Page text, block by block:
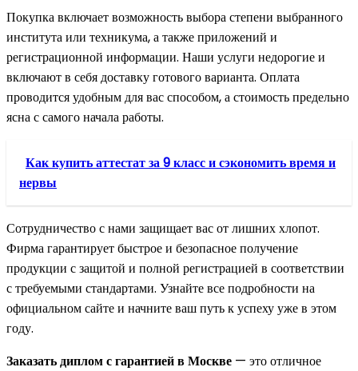
Покупка включает возможность выбора степени выбранного
института или техникума, а также приложений и
регистрационной информации. Наши услуги недорогие и
включают в себя доставку готового варианта. Оплата
проводится удобным для вас способом, а стоимость предельно
ясна с самого начала работы.
Как купить аттестат за 9 класс и сэкономить время и
нервы
Сотрудничество с нами защищает вас от лишних хлопот.
Фирма гарантирует быстрое и безопасное получение
продукции с защитой и полной регистрацией в соответствии
с требуемыми стандартами. Узнайте все подробности на
официальном сайте и начните ваш путь к успеху уже в этом
году.
Заказать диплом с гарантией в Москве — это отличное